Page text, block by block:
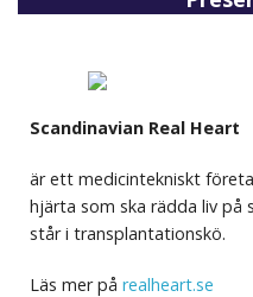
Scandinavian Real Heart
är ett medicintekniskt
hjärta som ska rädda liv på
står i transplantationskö.
Läs mer på realheart.se